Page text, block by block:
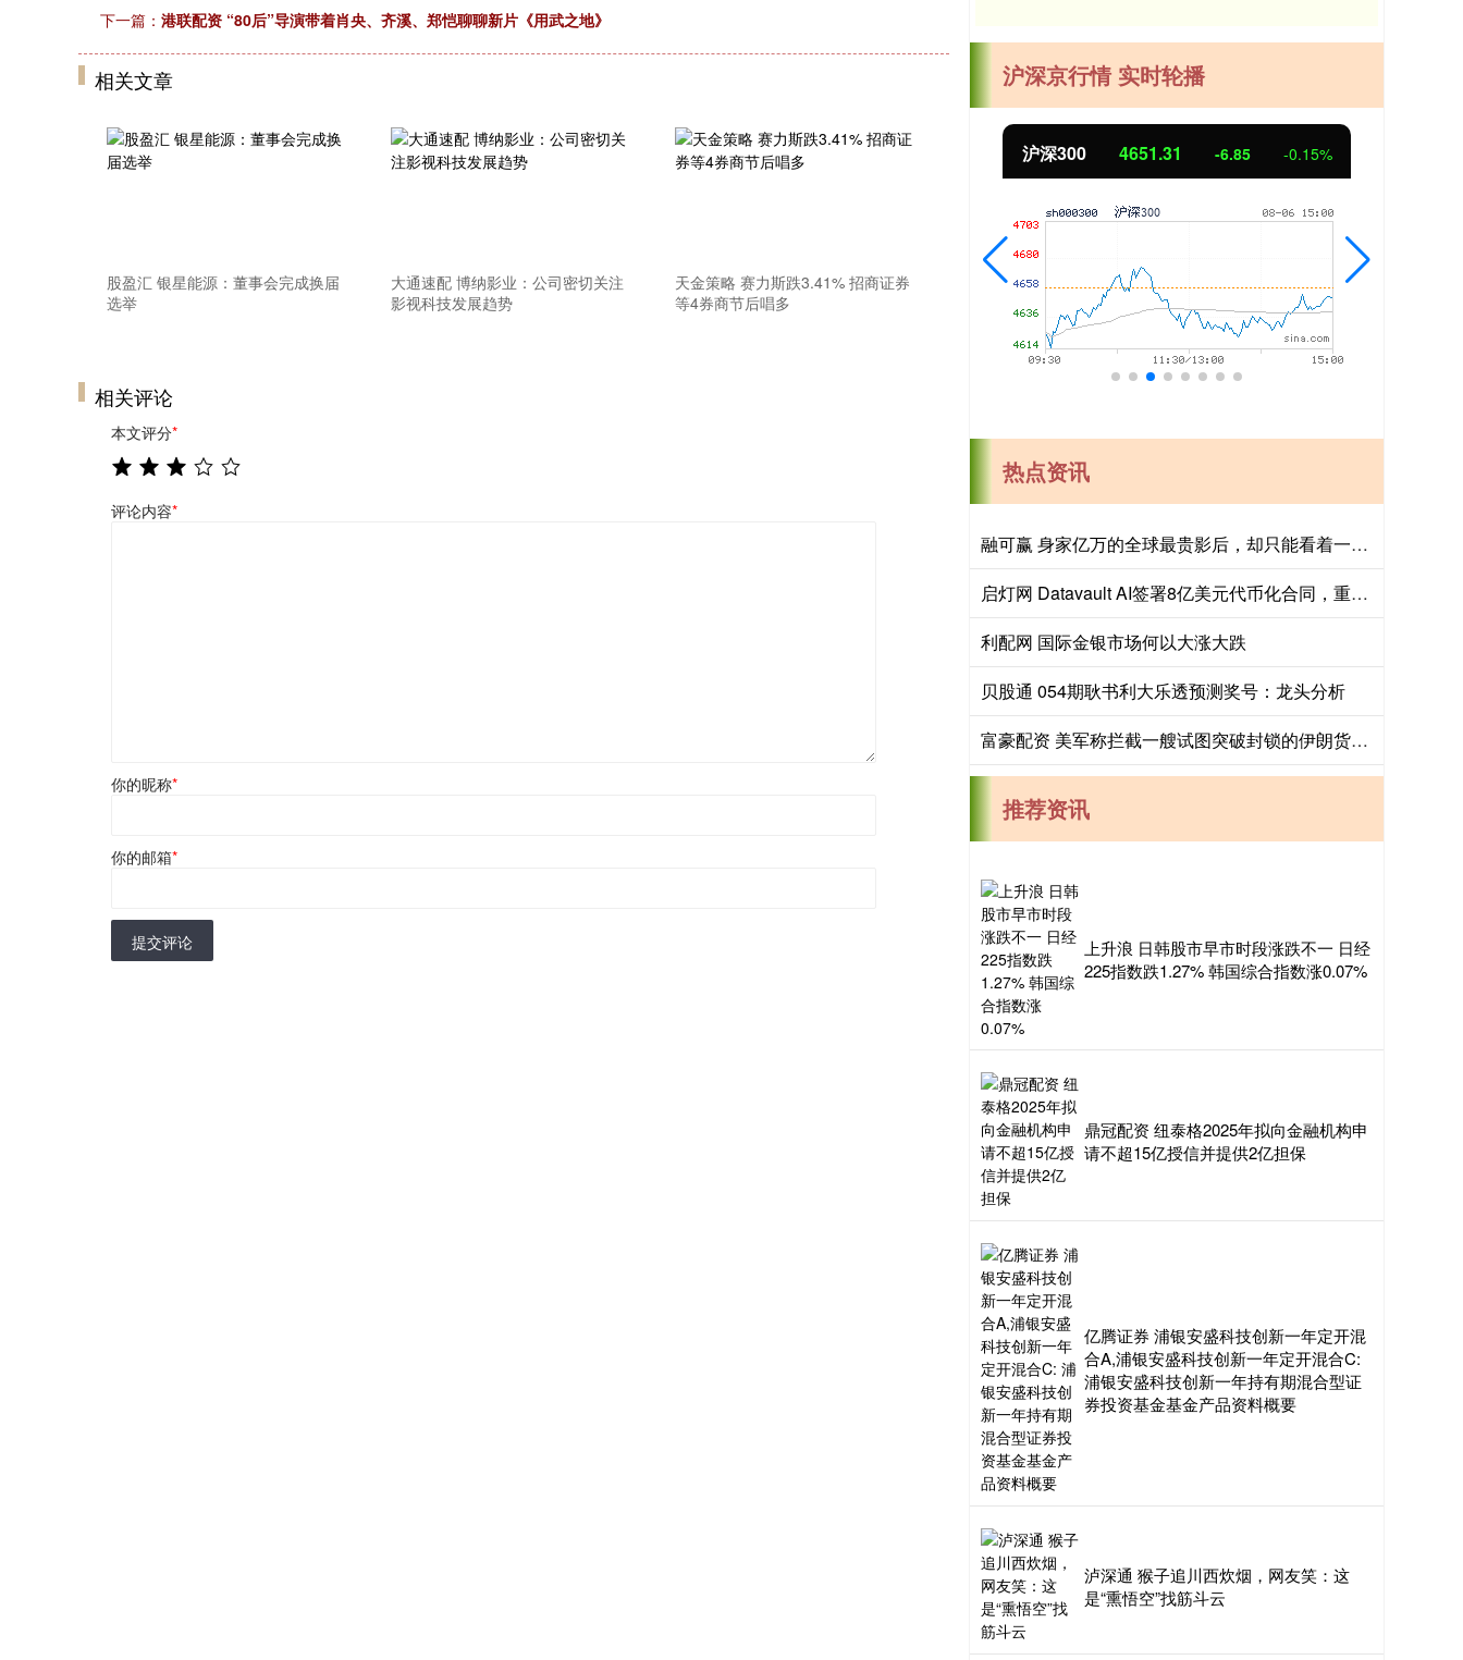
下一篇： 港联配资 “80后”导演带着肖央、齐溪、郑恺聊聊新片《用武之地》
相关文章
股盈汇 银星能源：董事会完成换届
选举
大通速配 博纳影业：公司密切关注
影视科技发展趋势
天金策略 赛力斯跌3.41% 招商证券
等4券商节后唱多
相关评论
本文评分*
评论内容*
你的昵称*
你的邮箱*
提交评论
沪深京行情 实时轮播
上证指数 3900.35 21.92 0.57% 深证成指 14110.12 -34.08 -0.24% 沪深300 4651.31 -6.85 -0.15%
热点资讯
融可赢 身家亿万的全球最贵影后，却只能看着一生挚爱死在眼前
启灯网 Datavault AI签署8亿美元代币化合同，重申全年2亿美元营收目标
利配网 国际金银市场何以大涨大跌
贝股通 054期耿书利大乐透预测奖号：龙头分析
富豪配资 美军称拦截一艘试图突破封锁的伊朗货船，封锁以来已有10艘船只被勒令返航
推荐资讯
上升浪 日韩股市早市时段涨跌不一 日经
225指数跌1.27% 韩国综合指数涨0.07%
鼎冠配资 纽泰格2025年拟向金融机构申
请不超15亿授信并提供2亿担保
亿腾证券 浦银安盛科技创新一年定开混
合A,浦银安盛科技创新一年定开混合C:
浦银安盛科技创新一年持有期混合型证
券投资基金基金产品资料概要
泸深通 猴子追川西炊烟，网友笑：这
是“熏悟空”找筋斗云